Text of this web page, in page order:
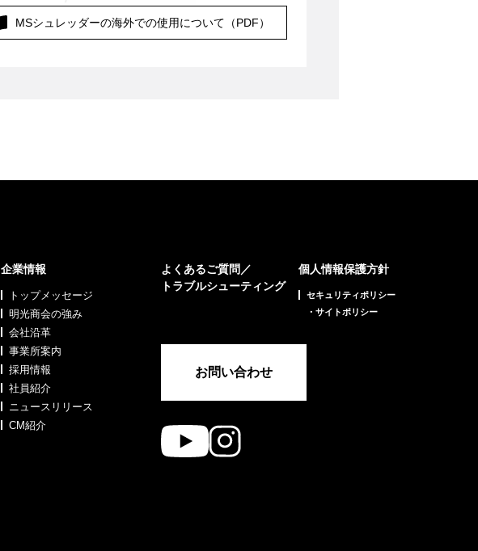
MSシュレッダーの海外での使用について（PDF）
企業情報
トップメッセージ
明光商会の強み
会社沿革
事業所案内
採用情報
社員紹介
ニュースリリース
CM紹介
よくあるご質問／
トラブルシューティング
個人情報保護方針
セキュリティポリシー
・サイトポリシー
お問い合わせ